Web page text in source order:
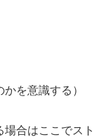
を意識する）
場合はここでスト